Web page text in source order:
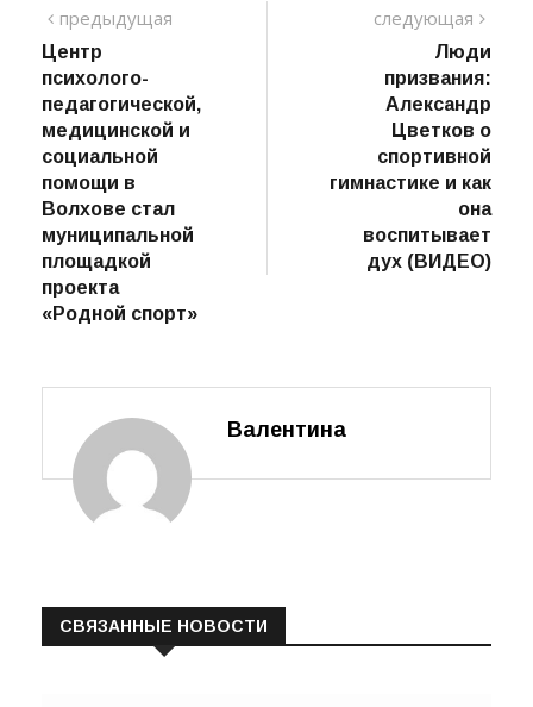
Навигация
по
записям
предыдущая
Центр
психолого-
педагогической,
медицинской и
социальной
помощи в
Волхове стал
муниципальной
площадкой
проекта
«Родной спорт»
следующая
Люди
призвания:
Александр
Цветков о
спортивной
гимнастике и как
она
воспитывает
дух (ВИДЕО)
Валентина
СВЯЗАННЫЕ НОВОСТИ